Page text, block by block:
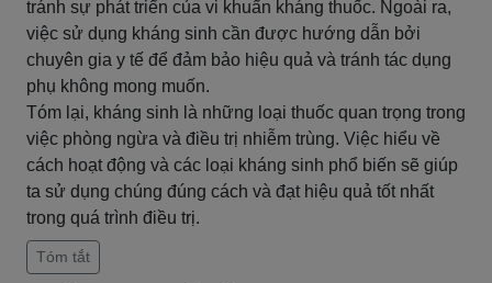
tránh sự phát triển của vi khuẩn kháng thuốc. Ngoài ra,
việc sử dụng kháng sinh cần được hướng dẫn bởi
chuyên gia y tế để đảm bảo hiệu quả và tránh tác dụng
phụ không mong muốn.
Tóm lại, kháng sinh là những loại thuốc quan trọng trong
việc phòng ngừa và điều trị nhiễm trùng. Việc hiểu về
cách hoạt động và các loại kháng sinh phổ biến sẽ giúp
ta sử dụng chúng đúng cách và đạt hiệu quả tốt nhất
trong quá trình điều trị.
Tóm tắt